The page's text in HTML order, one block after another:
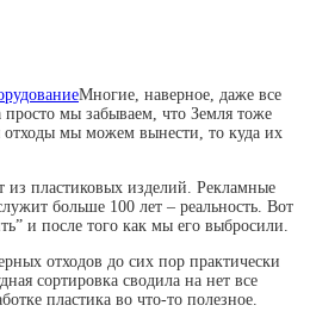
Многие, наверное, даже все
мы забываем, что Земля тоже
мы можем вынести, то куда их
из пластиковых изделий. Рекламные
больше 100 лет – реальность. Вот
и после того как мы его выбросили.
отходов до сих пор практически
сортировка сводила на нет все
пластика во что-то полезное.